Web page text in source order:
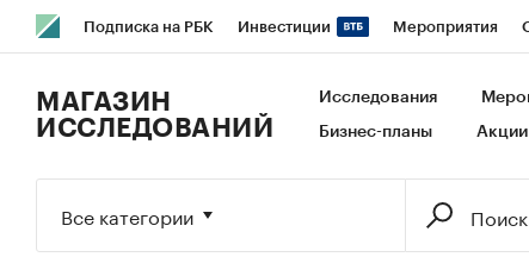
Подписка на РБК Инвестиции Мероприятия
Исследования Кредитные рейтинги Франшизы
МАГАЗИН
ИССЛЕДОВАНИЙ
Исследования
Бизнес-планы Акции
Все категории